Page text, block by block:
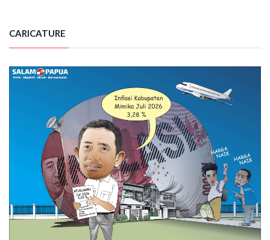
CARICATURE